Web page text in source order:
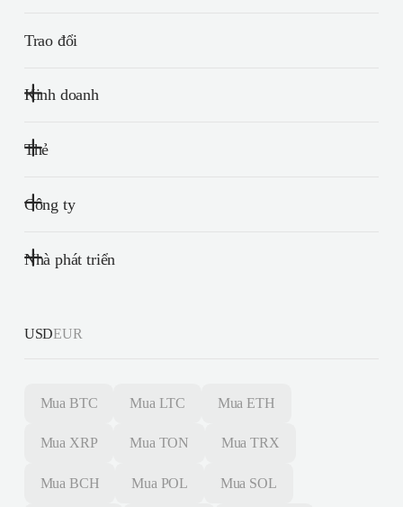
Trao đổi
Kinh doanh
Thẻ
Công ty
Nhà phát triển
USDEUR
Mua BTC Mua LTC Mua ETH
Mua XRP Mua TON Mua TRX
Mua BCH Mua POL Mua SOL